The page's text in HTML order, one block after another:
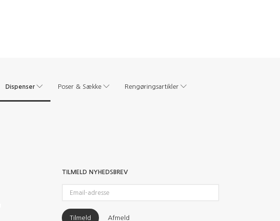
Dispenser Poser & Sække Rengøringsartikler
TILMELD NYHEDSBREV
adresse
Tilmeld Afmeld